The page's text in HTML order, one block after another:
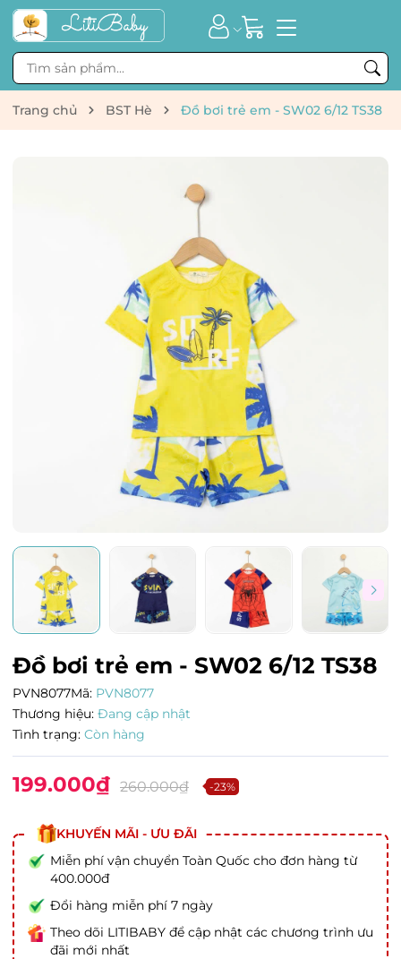
Trang chủ BST Hè Đồ bơi trẻ em - SW02 6/12 TS38
Đồ bơi trẻ em - SW02 6/12 TS38
PVN8077Mã: PVN8077
Thương hiệu: Đang cập nhật
Tình trạng: Còn hàng
199.000₫ 260.000₫ -23%
KHUYẾN MÃI - ƯU ĐÃI
Miễn phí vận chuyển Toàn Quốc cho đơn hàng từ
400.000đ
Đổi hàng miễn phí 7 ngày
Theo dõi LITIBABY để cập nhật các chương trình ưu
đãi mới nhất